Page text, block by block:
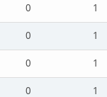
0
1
0
1
0
1
0
1